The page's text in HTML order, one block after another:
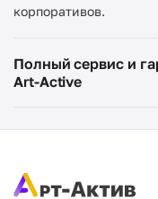
корпоративов.
Полный сервис и
Art-Active